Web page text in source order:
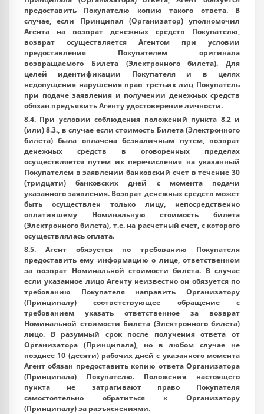
предоставить Покупателю копию такого ответа. В
случае, если Принципал (Организатор) уполномочил
Агента на возврат денежных средств Покупателю,
возврат осуществляется Агентом при условии
предоставления Покупателем оригинала
возвращаемого Билета (Электронного билета). Для
целей идентификации Покупателя и в целях
недопущения нарушения прав третьих лиц Покупатель
при подаче заявления и получении денежных средств
обязан предъявить Агенту удостоверение личности.
8.4. При условии соблюдения положений пункта 8.2 и
(или) 8.3., в случае если стоимость Билета (Электронного
билета) была оплачена безналичным путем, возврат
денежных средств в оговоренных пределах
осуществляется путем их перечисления на указанный
Покупателем в заявлении банковский счет в течение 30
(тридцати) банковских дней с момента подачи
указанного заявления. Возврат денежных средств может
быть осуществлен только лицу, непосредственно
оплатившему Номинальную стоимость билета
(Электронного билета), т.е. на расчетный счет, с которого
осуществлялась оплата.
8.5. Агент обязуется по требованию Покупателя
предоставить ему информацию о лице, ответственном
за возврат Номинальной стоимости билета. В случае
если указанное лицо Агенту неизвестно он обязуется по
требованию Покупателя направить Организатору
(Принципалу) соответствующее обращение с
требованием указать ответственное за возврат
Номинальной стоимости Билета (Электронного билета)
лицо. В разумный срок после получения ответа от
Организатора (Принципала), но в любом случае не
позднее 10 (десяти) рабочих дней с указанного момента
Агент обязан предоставить копию ответа Организатора
(Принципала) Покупателю. Положения настоящего
пункта не затрагивают право Покупателя
самостоятельно обратиться к Организатору
(Принципалу) за разъяснениями.